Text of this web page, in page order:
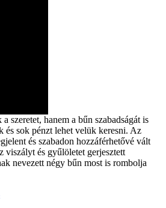
szeretet, hanem a bűn szabadságát is
és sok pénzt lehet velük keresni. Az
és szabadon hozzáférhetővé vált
viszályt és gyűlöletet gerjesztett
nevezett négy bűn most is rombolja